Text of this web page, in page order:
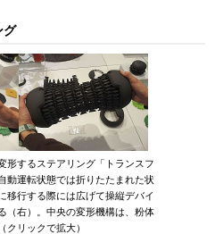
グ
形するステアリング「トランスフ
動運転状態では折りたたまれた状
移行する際には広げて操縦デバイ
（右）。中央の変形機構は、粉体
リックで拡大）